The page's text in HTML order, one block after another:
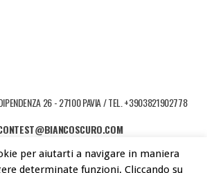
26 - 27100 PAVIA / TEL. +3903821902778
POWERED BY LIBEREMENTI - IDEE PER
per aiutarti a navigare in maniera
determinate funzioni. Cliccando su